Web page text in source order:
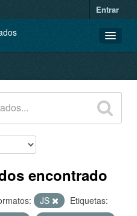
Entrar
encontrado
JS
Etiquetas: